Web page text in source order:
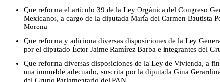
Que reforma el artículo 39 de la Ley Orgánica del Congreso
Mexicanos, a cargo de la diputada María del Carmen Bautista
Morena
Que reforma y adiciona diversas disposiciones de la Ley
por el diputado Éctor Jaime Ramírez Barba e integrantes del
Que reforma diversas disposiciones de la Ley de Vivienda, a
una inmueble adecuado, suscrita por la diputada Gina
del Grupo Parlamentario del PAN